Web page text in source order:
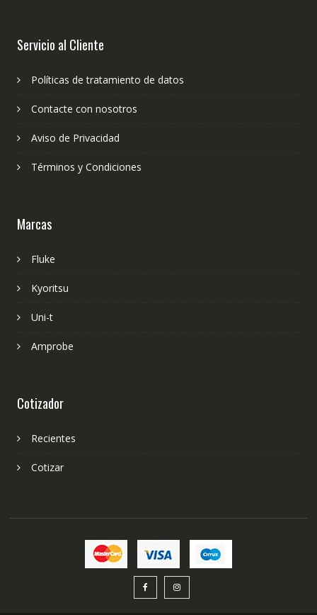
Servicio al Cliente
Políticas de tratamiento de datos
Contacte con nosotros
Aviso de Privacidad
Términos y Condiciones
Marcas
Fluke
Kyoritsu
Uni-t
Amprobe
Cotizador
Recientes
Cotizar